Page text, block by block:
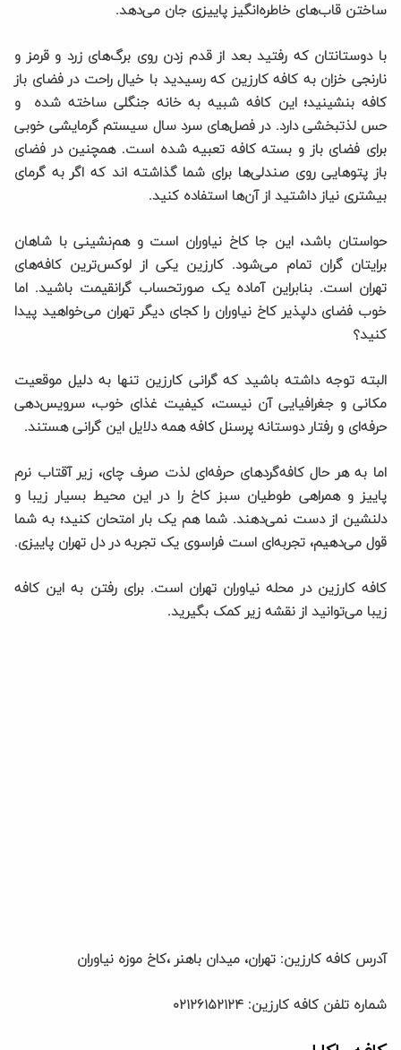
ساختن قاب‌های خاطره‌انگیز پاییزی جان می‌دهد.
با دوستانتان که رفتید بعد از قدم زدن روی برگ‌های زرد و قرمز و
نارنجی خزان به کافه کارزین که رسیدید با خیال راحت در فضای باز
کافه بنشینید؛ این کافه شبیه به خانه جنگلی ساخته شده و
حس لذتبخشی دارد. در فصل‌های سرد سال سیستم گرمایشی خوبی
برای فضای باز و بسته کافه تعبیه شده است. همچنین در فضای
باز پتوهایی روی صندلی‌ها برای شما گذاشته اند که اگر به گرمای
بیشتری نیاز داشتید از آن‌ها استفاده کنید.
حواستان باشد، این جا کاخ نیاوران است و هم‌نشینی با شاهان
برایتان گران تمام می‌شود. کارزین یکی از لوکس‌ترین کافه‌های
تهران است. بنابراین آماده یک صورتحساب گرانقیمت باشید. اما
خوب فضای دلپذیر کاخ نیاوران را کجای دیگر تهران می‌خواهید پیدا
کنید؟
البته توجه داشته باشید که گرانی کارزین تنها به دلیل موقعیت
مکانی و جغرافیایی آن نیست، کیفیت غذای خوب، سرویس‌دهی
حرفه‌ای و رفتار دوستانه پرسنل کافه همه دلایل این گرانی هستند.
اما به هر حال کافه‌گردهای حرفه‌ای لذت صرف چای، زیر آقتاب نرم
پاییز و همراهی طوطیان سبز کاخ را در این محیط بسیار زیبا و
دلنشین از دست نمی‌دهند. شما هم یک بار امتحان کنید؛ به شما
قول می‌دهیم، تجربه‌ای است فراسوی یک تجربه در دل تهران پاییزی.
کافه کارزین در محله نیاوران تهران است. برای رفتن به این کافه
زیبا می‌توانید از نقشه زیر کمک بگیرید.
آدرس کافه کارزین: تهران، میدان باهنر ،کاخ موزه نیاوران
شماره تلفن کافه کارزین: ۰۲۱۲۶۱۵۲۱۲۴